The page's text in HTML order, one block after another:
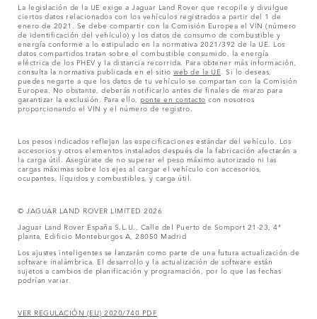
La legislación de la UE exige a Jaguar Land Rover que recopile y divulgue
ciertos datos relacionados con los vehículos registrados a partir del 1 de
enero de 2021. Se debe compartir con la Comisión Europea el VIN (número
de identificación del vehículo) y los datos de consumo de combustible y
energía conforme a lo estipulado en la normativa 2021/392 de la UE. Los
datos compartidos tratan sobre el combustible consumido, la energía
eléctrica de los PHEV y la distancia recorrida. Para obtener más información,
consulta la normativa publicada en el sitio web de la UE . Si lo deseas,
puedes negarte a que los datos de tu vehículo se compartan con la Comisión
Europea. No obstante, deberás notificarlo antes de finales de marzo para
garantizar la exclusión. Para ello, ponte en contacto con nosotros
proporcionando el VIN y el número de registro.
Los pesos indicados reflejan las especificaciones estándar del vehículo. Los
accesorios y otros elementos instalados después de la fabricación afectarán a
la carga útil. Asegúrate de no superar el peso máximo autorizado ni las
cargas máximas sobre los ejes al cargar el vehículo con accesorios,
ocupantes, líquidos y combustibles, y carga útil.
© JAGUAR LAND ROVER LIMITED 2026
Jaguar Land Rover España S.L.U., Calle del Puerto de Somport 21-23, 4ª
planta, Edificio Monteburgos A, 28050 Madrid
Los ajustes inteligentes se lanzarán como parte de una futura actualización de
software inalámbrica. El desarrollo y la actualización de software están
sujetos a cambios de planificación y programación, por lo que las fechas
podrían variar.
VER REGULACIÓN (EU) 2020/740 PDF